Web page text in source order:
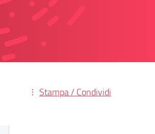
Stampa / Condividi